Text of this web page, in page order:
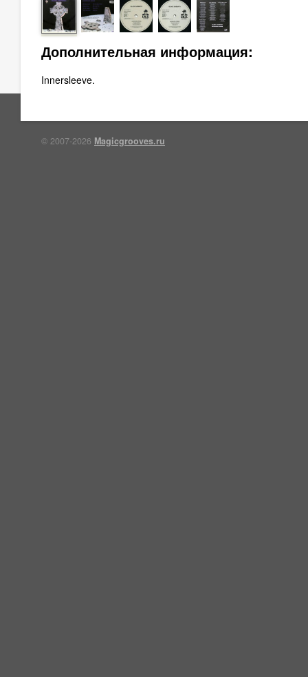
Дополнительная информация:
Innersleeve.
© 2007-2026 Magicgrooves.ru